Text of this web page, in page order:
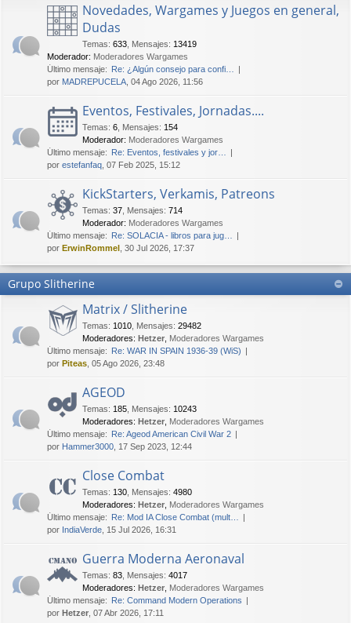
Novedades, Wargames y Juegos en general,
Dudas
Temas: 633 Mensajes: 13419
Moderador: Moderadores Wargames
Último mensaje: Re: ¿Algún consejo para confi…
por MADREPUCELA , 04 Ago 2026, 11:56
Eventos, Festivales, Jornadas....
Temas: 6 Mensajes: 154
Moderador: Moderadores Wargames
Último mensaje: Re: Eventos, festivales y jor…
por estefanfaq , 07 Feb 2025, 15:12
KickStarters, Verkamis, Patreons
Temas: 37 Mensajes: 714
Moderador: Moderadores Wargames
Último mensaje: Re: SOLACIA - libros para jug…
por ErwinRommel , 30 Jul 2026, 17:37
Grupo Slitherine
Matrix / Slitherine
Temas: 1010 Mensajes: 29482
Moderadores: Hetzer Moderadores Wargames
Último mensaje: Re: WAR IN SPAIN 1936-39 (WiS)
por Piteas , 05 Ago 2026, 23:48
AGEOD
Temas: 185 Mensajes: 10243
Moderadores: Hetzer Moderadores Wargames
Último mensaje: Re: Ageod American Civil War 2
por Hammer3000 , 17 Sep 2023, 12:44
Close Combat
Temas: 130 Mensajes: 4980
Moderadores: Hetzer Moderadores Wargames
Último mensaje: Re: Mod IA Close Combat (mult…
por IndiaVerde , 15 Jul 2026, 16:31
Guerra Moderna Aeronaval
Temas: 83 Mensajes: 4017
Moderadores: Hetzer Moderadores Wargames
Último mensaje: Re: Command Modern Operations
por Hetzer , 07 Abr 2026, 17:11